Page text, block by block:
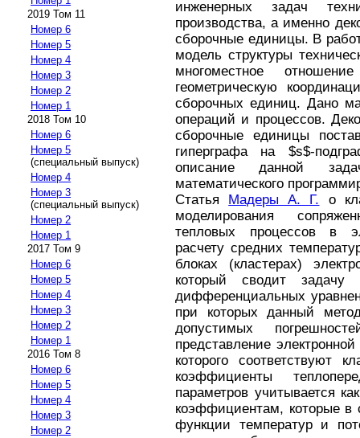
2019 Том 11
Номер 6
Номер 5
Номер 4
Номер 3
Номер 2
Номер 1
2018 Том 10
Номер 6
Номер 5
(специальный выпуск)
Номер 4
Номер 3
(специальный выпуск)
Номер 2
Номер 1
2017 Том 9
Номер 6
Номер 5
Номер 4
Номер 3
Номер 2
Номер 1
2016 Том 8
Номер 6
Номер 5
Номер 4
Номер 3
Номер 2
инженерных задач
производства, а именно
сборочные единицы. В
модель структуры
многоместное
геометрическую
сборочных единиц. Дано
операций и процессов.
сборочные единицы
гиперграфа на $s$-
описание данной
математического
Статья Мадеры А. Г. о
моделирования
тепловых процессов в
расчету средних
блоках (кластерах)
который сводит
дифференциальных
при которых данный
допустимых
представление
которого соответствуют
коэффициенты
параметров учитывается
коэффициентам, которые в
функции температур и